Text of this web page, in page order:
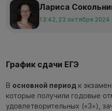
Лариса
13:42, 23 октября 2024
График сдачи ЕГЭ
В основной период к
которые получили годовые
удовлетворительных («3»),